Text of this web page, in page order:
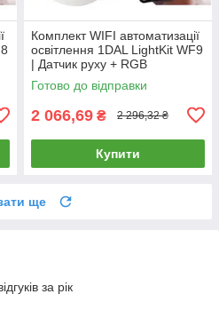
Комплект WIFI автоматизації
освітлення 1DAL LightKit WF9
| Датчик руху + RGB
світильник 24 W | APP "Tuya"
Готово до відправки
2 066,69 ₴ 2 296,32 ₴
Купити
ще
за рік